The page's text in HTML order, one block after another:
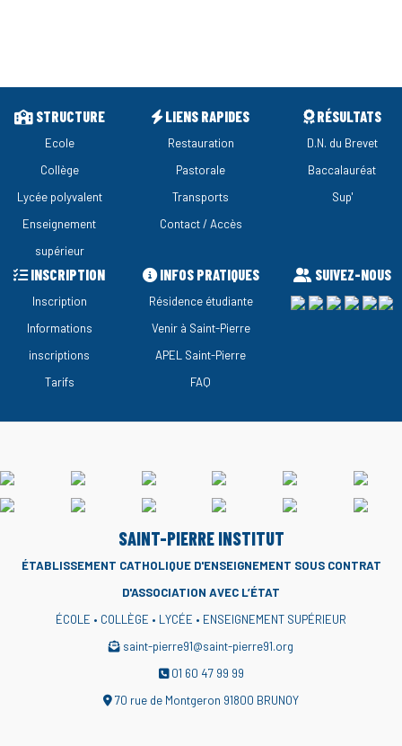
STRUCTURE
Ecole
Collège
Lycée polyvalent
Enseignement
supérieur
LIENS RAPIDES
Restauration
Pastorale
Transports
Contact / Accès
RÉSULTATS
D.N. du Brevet
Baccalauréat
Sup'
INSCRIPTION
Inscription
Informations
inscriptions
Tarifs
INFOS PRATIQUES
Résidence étudiante
Venir à Saint-Pierre
APEL Saint-Pierre
FAQ
SUIVEZ-NOUS
SAINT-PIERRE INSTITUT
ÉTABLISSEMENT CATHOLIQUE D'ENSEIGNEMENT SOUS CONTRAT
D'ASSOCIATION AVEC L’ÉTAT
ÉCOLE • COLLÈGE • LYCÉE • ENSEIGNEMENT SUPÉRIEUR
saint-pierre91@saint-pierre91.org
01 60 47 99 99
70 rue de Montgeron 91800 BRUNOY